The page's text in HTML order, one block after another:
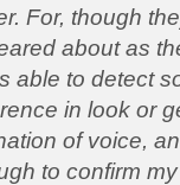
For, though
about as
able to detect
in look or
of voice,
to confirm